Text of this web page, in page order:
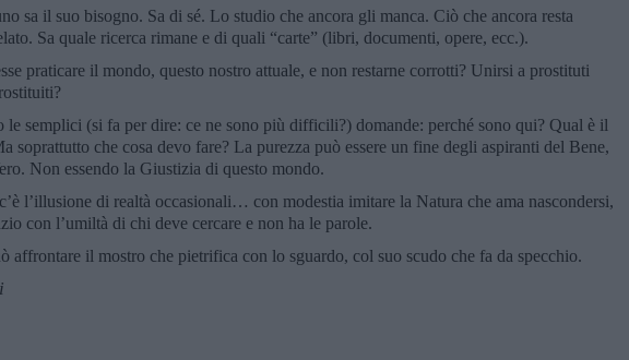
sa il suo bisogno. Sa di sé. Lo studio che ancora gli manca. Ciò che ancora resta
Sa quale ricerca rimane e di quali “carte” (libri, documenti, opere, ecc.).
praticare il mondo, questo nostro attuale, e non restarne corrotti? Unirsi a prostituti
le semplici (si fa per dire: ce ne sono più difficili?) domande: perché sono qui? Qual è il
soprattutto che cosa devo fare? La purezza può essere un fine degli aspiranti del Bene,
Non essendo la Giustizia di questo mondo.
l’illusione di realtà occasionali… con modestia imitare la Natura che ama nascondersi,
con l’umiltà di chi deve cercare e non ha le parole.
affrontare il mostro che pietrifica con lo sguardo, col suo scudo che fa da specchio.